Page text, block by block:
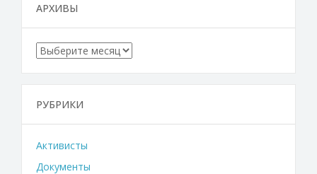
АРХИВЫ
Архивы
РУБРИКИ
Активисты
Документы